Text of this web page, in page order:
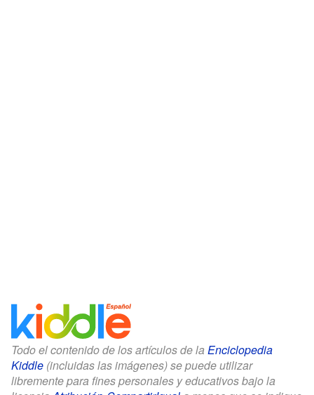
Todo el contenido de los artículos de la Enciclopedia
Kiddle (incluidas las imágenes) se puede utilizar
libremente para fines personales y educativos bajo la